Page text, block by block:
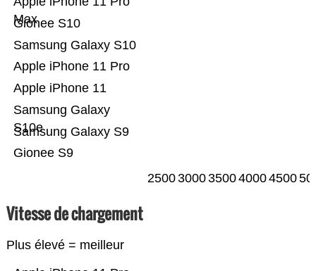
Gionee S9
Samsung Galaxy S9
Samsung Galaxy
S10e
Apple iPhone 11
Apple iPhone 11 Pro
Samsung Galaxy S10
Gionee S10
Max
25003000350040004500
Vitesse de chargement
Plus élevé = meilleur